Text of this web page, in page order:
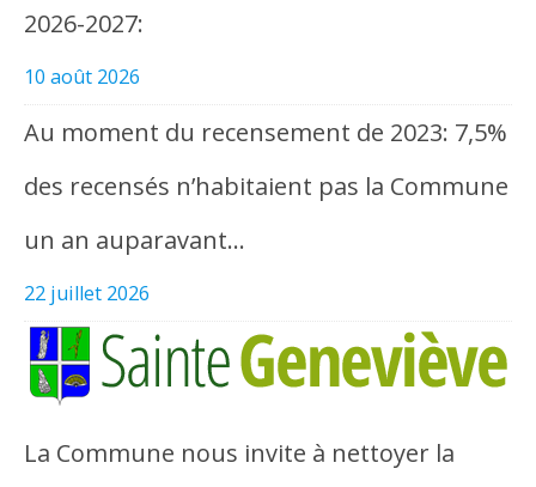
2026-2027:
10 août 2026
Au moment du recensement de 2023: 7,5%
des recensés n’habitaient pas la Commune
un an auparavant…
22 juillet 2026
La Commune nous invite à nettoyer la